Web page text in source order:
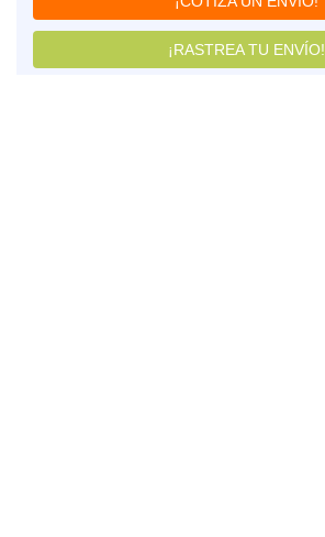
¡RASTREA TU ENVÍO!